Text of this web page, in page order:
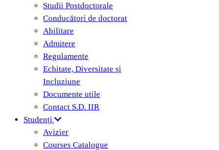
Studii Postdoctorale
Conducători de doctorat
Abilitare
Admitere
Regulamente
Echitate, Diversitate și
Incluziune
Documente utile
Contact S.D. IIR
Studenți
Avizier
Courses Catalogue